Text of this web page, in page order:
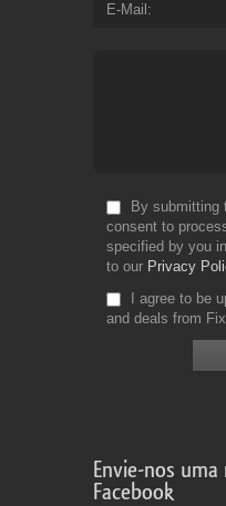
E-Mail
By submitting
consent to
specified by you
to our Privacy
I agree to be
and deals from
Envie-nos
Facebook